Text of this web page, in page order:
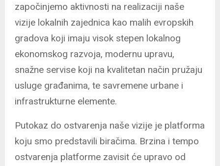
započinjemo aktivnosti na realizaciji naše
vizije lokalnih zajednica kao malih evropskih
gradova koji imaju visok stepen lokalnog
ekonomskog razvoja, modernu upravu,
snažne servise koji na kvalitetan način pružaju
usluge građanima, te savremene urbane i
infrastrukturne elemente.
Putokaz do ostvarenja naše vizije je platforma
koju smo predstavili biračima. Brzina i tempo
ostvarenja platforme zavisit će upravo od